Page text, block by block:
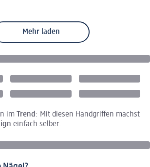
Mehr laden
im Trend : Mit diesen Handgriffen machst
einfach selber.